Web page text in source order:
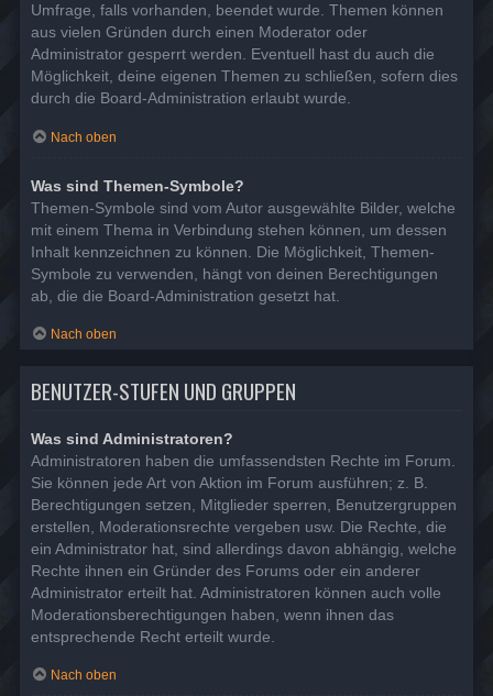
Umfrage, falls vorhanden, beendet wurde. Themen können
aus vielen Gründen durch einen Moderator oder
Administrator gesperrt werden. Eventuell hast du auch die
Möglichkeit, deine eigenen Themen zu schließen, sofern dies
durch die Board-Administration erlaubt wurde.
Nach oben
Was sind Themen-Symbole?
Themen-Symbole sind vom Autor ausgewählte Bilder, welche
mit einem Thema in Verbindung stehen können, um dessen
Inhalt kennzeichnen zu können. Die Möglichkeit, Themen-
Symbole zu verwenden, hängt von deinen Berechtigungen
ab, die die Board-Administration gesetzt hat.
Nach oben
BENUTZER-STUFEN UND GRUPPEN
Was sind Administratoren?
Administratoren haben die umfassendsten Rechte im Forum.
Sie können jede Art von Aktion im Forum ausführen; z. B.
Berechtigungen setzen, Mitglieder sperren, Benutzergruppen
erstellen, Moderationsrechte vergeben usw. Die Rechte, die
ein Administrator hat, sind allerdings davon abhängig, welche
Rechte ihnen ein Gründer des Forums oder ein anderer
Administrator erteilt hat. Administratoren können auch volle
Moderationsberechtigungen haben, wenn ihnen das
entsprechende Recht erteilt wurde.
Nach oben